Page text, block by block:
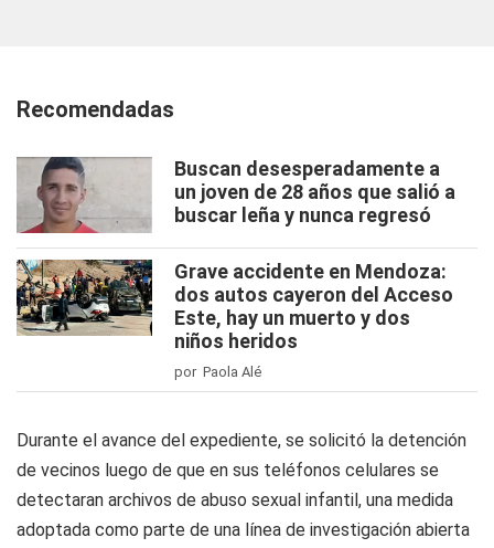
Recomendadas
Buscan desesperadamente a
un joven de 28 años que salió a
buscar leña y nunca regresó
Grave accidente en Mendoza:
dos autos cayeron del Acceso
Este, hay un muerto y dos
niños heridos
por Paola Alé
Durante el avance del expediente, se solicitó la detención
de vecinos luego de que en sus teléfonos celulares se
detectaran archivos de abuso sexual infantil, una medida
adoptada como parte de una línea de investigación abierta